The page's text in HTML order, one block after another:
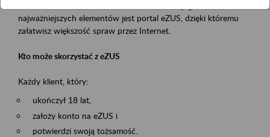
najważniejszych elementów jest portal eZUS, dzięki któremu
załatwisz większość spraw przez Internet.
Kto może skorzystać z eZUS
Każdy klient, który:
ukończył 18 lat,
założy konto na eZUS i
potwierdzi swoją tożsamość.